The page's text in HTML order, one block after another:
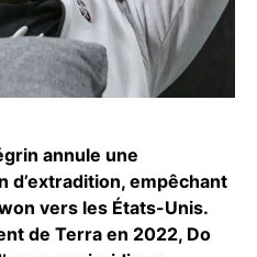
annule une
d’extradition, empêchant
vers les États-Unis.
de Terra en 2022, Do